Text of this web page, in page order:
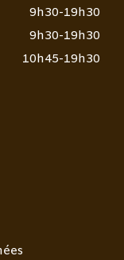
9h30-19h30
9h30-19h30
10h45-19h30